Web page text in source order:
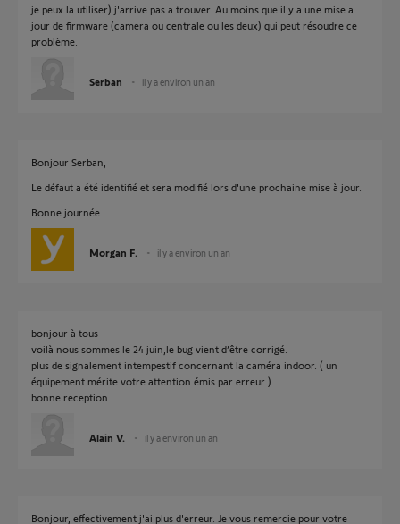
je peux la utiliser) j'arrive pas a trouver. Au moins que il y a une mise a
jour de firmware (camera ou centrale ou les deux) qui peut résoudre ce
problème.
Serban il y a environ un an
Bonjour Serban,
Le défaut a été identifié et sera modifié lors d'une prochaine mise à jour.
Bonne journée.
Morgan F. il y a environ un an
bonjour à tous
voilà nous sommes le 24 juin,le bug vient d’être corrigé.
plus de signalement intempestif concernant la caméra indoor. ( un
équipement mérite votre attention émis par erreur )
bonne reception
Alain V. il y a environ un an
Bonjour, effectivement j'ai plus d'erreur. Je vous remercie pour votre